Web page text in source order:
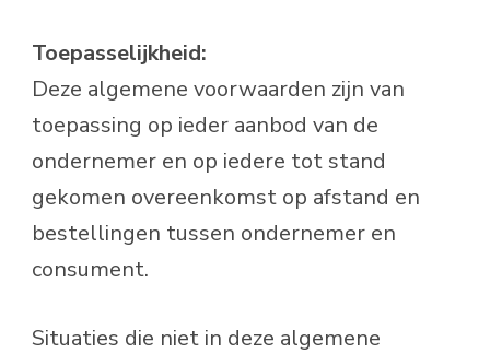
Toepasselijkheid:
Deze algemene voorwaarden zijn van
toepassing op ieder aanbod van de
ondernemer en op iedere tot stand
gekomen overeenkomst op afstand en
bestellingen tussen ondernemer en
consument.
Situaties die niet in deze algemene